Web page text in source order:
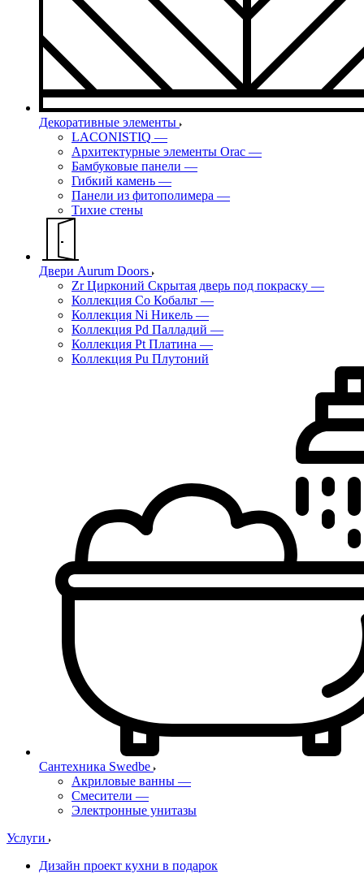
Декоративные элементы
LACONISTIQ —
Архитектурные элементы Orac —
Бамбуковые панели —
Гибкий камень —
Панели из фитополимера —
Тихие стены
Двери Aurum Doors
Zr Цирконий Скрытая дверь под покраску —
Коллекция Co Кобальт —
Коллекция Ni Никель —
Коллекция Pd Палладий —
Коллекция Pt Платина —
Коллекция Pu Плутоний
Сантехника Swedbe
Акриловые ванны —
Смесители —
Электронные унитазы
Услуги
Дизайн проект кухни в подарок